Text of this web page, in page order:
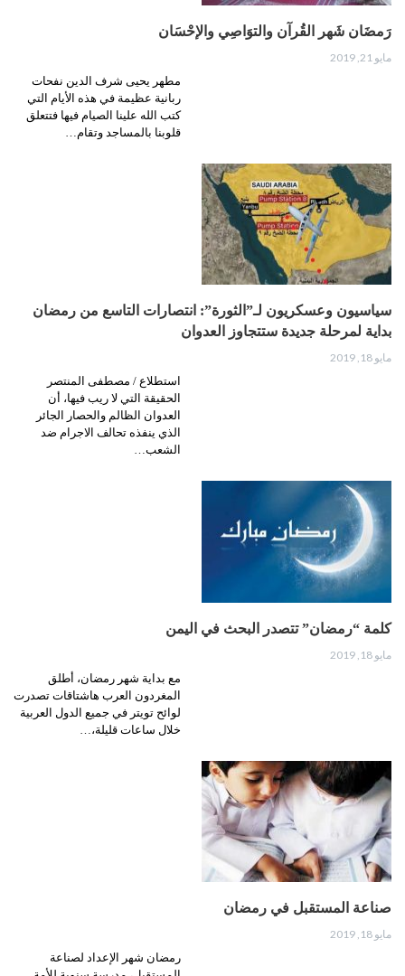
رَمضَان شَهر القُرآن والتوَاصِي والإحْسَان
مايو 21, 2019
مطهر يحيى شرف الدين نفحات
ربانية عظيمة في هذه الأيام التي
كتب الله علينا الصيام فيها فتتعلق
قلوبنا بالمساجد وتقام…
سياسيون وعسكريون لـ”الثورة”: انتصارات التاسع من رمضان
بداية لمرحلة جديدة ستتجاوز العدوان
مايو 18, 2019
استطلاع / مصطفى المنتصر
الحقيقة التي لا ريب فيها، أن
العدوان الظالم والحصار الجائر
الذي ينفذه تحالف الاجرام ضد
الشعب…
كلمة “رمضان” تتصدر البحث في اليمن
مايو 18, 2019
مع بداية شهر رمضان، أطلق
المغردون العرب هاشتاقات تصدرت
لوائح تويتر في جميع الدول العربية
خلال ساعات قليلة،…
صناعة المستقبل في رمضان
مايو 18, 2019
رمضان شهر الإعداد لصناعة